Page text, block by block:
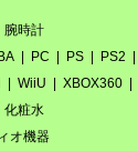
腕時計
PC PS PS2
WiiU XBOX360
化粧水
オ機器